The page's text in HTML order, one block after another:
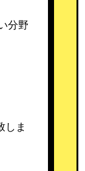
分野
しま